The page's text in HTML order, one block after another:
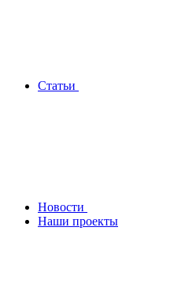
Статьи
Новости
Наши проекты